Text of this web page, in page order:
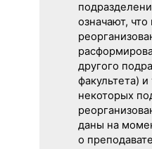
означают,
другого
факультета)
некоторых
даны на
о